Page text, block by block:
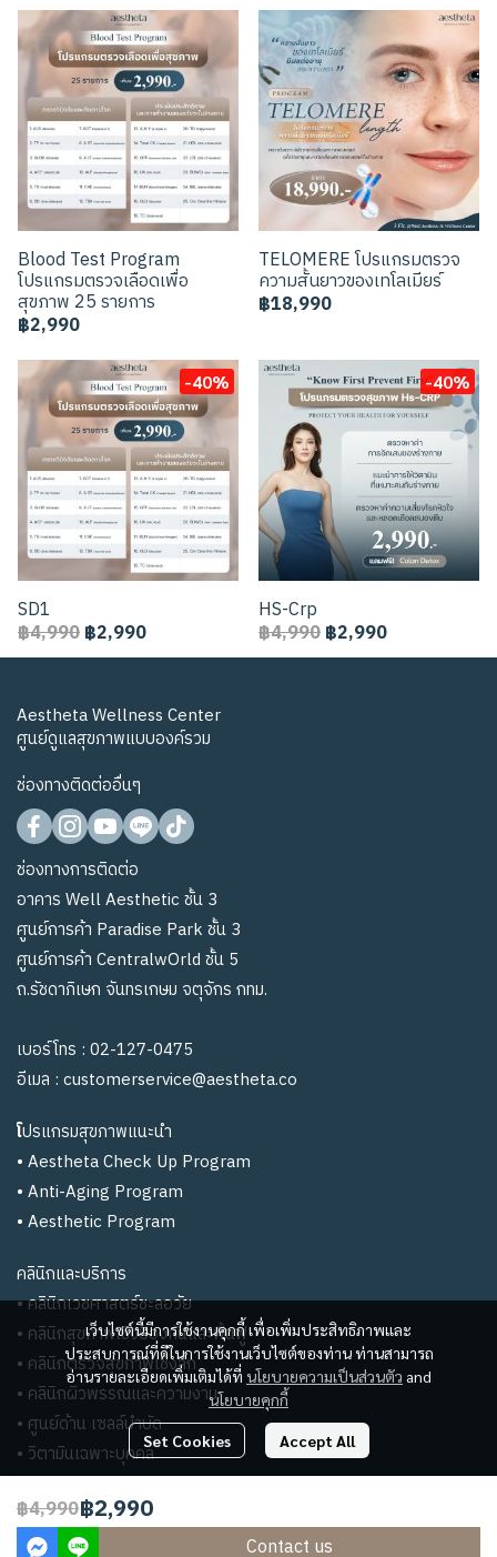
Blood Test Program
โปรแกรมตรวจเลือดเพื่อ
สุขภาพ 25 รายการ
฿2,990
TELOMERE โปรแกรมตรวจ
ความสั้นยาวของเทโลเมียร์
฿18,990
-40%
SD1
฿4,990฿2,990
-40%
HS-Crp
฿4,990฿2,990
฿4,990฿2,990
Contact us
เว็บไซต์นี้มีการใช้งานคุกกี้ เพื่อเพิ่มประสิทธิภาพและ
ประสบการณ์ที่ดีในการใช้งานเว็บไซต์ของท่าน ท่านสามารถ
อ่านรายละเอียดเพิ่มเติมได้ที่ นโยบายความเป็นส่วนตัว and
นโยบายคุกกี้
Set Cookies Accept All
Aestheta Wellness Center
ศูนย์ดูแลสุขภาพแบบองค์รวม
ช่องทางติดต่ออื่นๆ
ช่องทางการติดต่อ
อาคาร Well Aesthetic ชั้น 3
ศูนย์การค้า Paradise Park ชั้น 3
ศูนย์การค้า CentralwOrld ชั้น 5
ถ.รัชดาภิเษก จันทรเกษม จตุจักร กทม.
เบอร์โทร : 02-127-0475
อีเมล : customerservice@aestheta.co
โปรแกรมสุขภาพแนะนำ
• Aestheta Check Up Program
• Anti-Aging Program
• Aesthetic Program
คลินิกและบริการ
•คลินิกเวชศาสตร์ชะลอวัย
• คลินิกสุขภาพเชิงป้องกันและฟื้นฟู
• คลินิกตรวจสุขภาพเชิงลึก
• คลินิกผิวพรรณและความงาม
• ศูนย์ด้าน เซลล์บำบัด
• วิตามินเฉพาะบุคคล
2024 © Aestheta Wellness Center